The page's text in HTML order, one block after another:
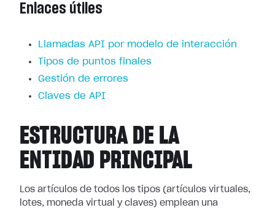
Enlaces útiles
Llamadas API por modelo de interacción
Tipos de puntos finales
Gestión de errores
Claves de API
ESTRUCTURA DE LA
ENTIDAD PRINCIPAL
Los artículos de todos los tipos (artículos virtuales,
lotes, moneda virtual y claves) emplean una